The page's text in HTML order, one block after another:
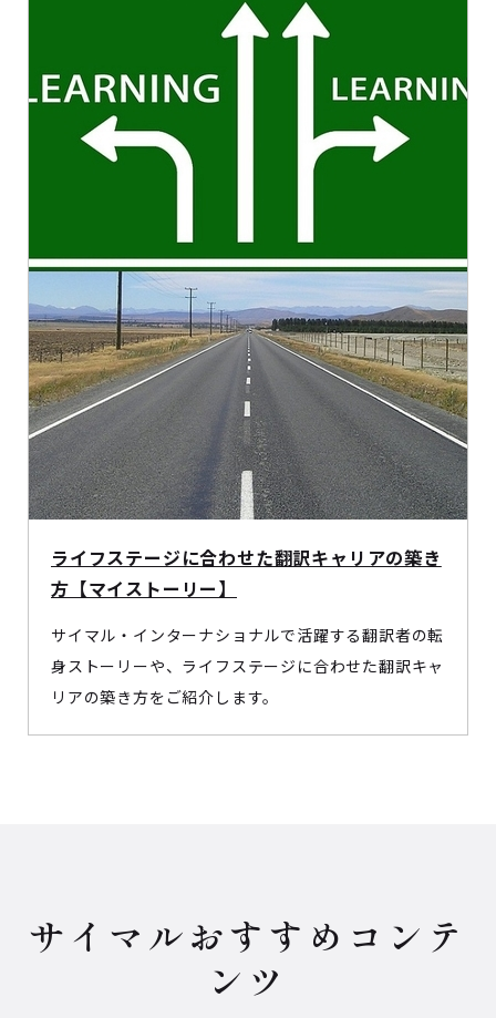
ライフステージに合わせた翻訳キャリアの築き
方【マイストーリー】
サイマル・インターナショナルで活躍する翻訳者の転
身ストーリーや、ライフステージに合わせた翻訳キャ
リアの築き方をご紹介します。
サイマルおすすめコンテ
ンツ